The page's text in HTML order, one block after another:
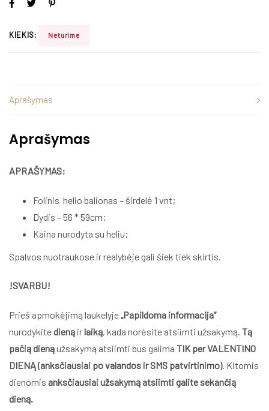
KIEKIS: Neturime
Aprašymas
Aprašymas
APRAŠYMAS:
Folinis helio balionas – širdelė 1 vnt;
Dydis – 56 * 59cm;
Kaina nurodyta su heliu;
Spalvos nuotraukose ir realybėje gali šiek tiek skirtis.
!SVARBU!
Prieš apmokėjimą laukelyje„Papildoma informacija”
nurodykitedieną irlaiką, kada norėsite atsiimti užsakymą. Tą
pačią dienąužsakymą atsiimti bus galima TIK per VALENTINO
DIENĄ (anksčiausiai po valandos ir SMS patvirtinimo). Kitomis
dienomis anksčiausiai užsakymą atsiimti galite sekančią
dieną.